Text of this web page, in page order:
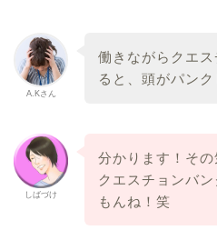
A.Kさん
働きながらクエ
ると、頭がパンク
しばづけ
分かります！そ
クエスチョンバ
もんね！笑